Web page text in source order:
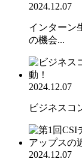
2024.12.07
インターン
の機会...
2024.12.07
ビジネスコ
2024.12.07